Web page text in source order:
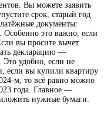
Вы можете заявить
срок, старый год
документы:
Особенно это важно, если
вы просите вычет
декларацию —
Это удобно, если не
если вы купили квартиру
м, то всё равно можно
года. Главное —
нужные бумаги.